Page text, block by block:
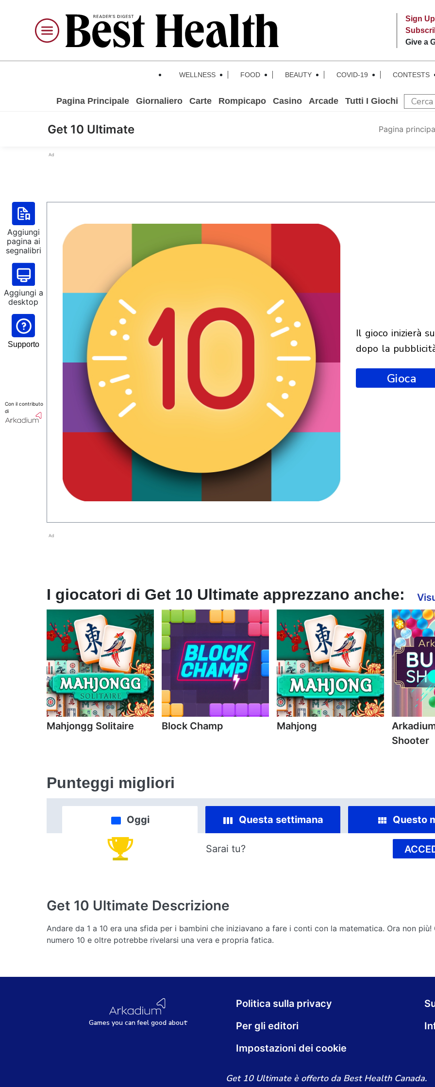
Sign
Give a
WELLNESS FOOD BEAUTY COVID-19 CONTESTS
Pagina Principale Giornaliero Carte Rompicapo Casino Arcade Tutti I Giochi
Get 10 Ultimate Pagina
Ad
Aggiungi
pagina ai
segnalibri
Aggiungi a
desktop
Supporto
Con il contributo
di
il gioco inizierà subito
dopo la
Gioca
Ad
I giocatori di Get 10 Ultimate apprezzano anche:
Mahjongg Solitaire Block Champ Mahjong
Shooter
Punteggi migliori
Oggi Questa settimana Questo
Sarai tu?
Get 10 Ultimate Descrizione
Andare da 1 a 10 era una sfida per i bambini che iniziavano a fare i conti con la matematica. Ora non più!
numero 10 e oltre potrebbe rivelarsi una vera e propria fatica.
Games you canfeel good about
Politica sulla privacy
Per gli editori
Impostazioni dei cookie
Get 10 Ultimate è offerto da Best Health Canada.